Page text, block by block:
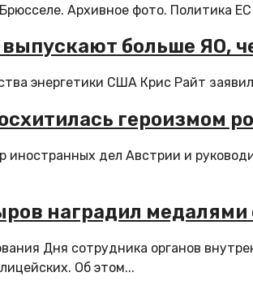
Архивное фото. Политика
больше ЯО,
энергетики США Крис Райт
героизмом
дел Австрии и
наградил медалями
Дня сотрудника органов
Об этом...